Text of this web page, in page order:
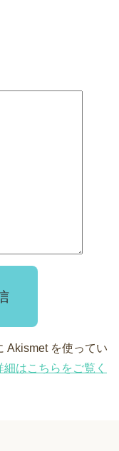
Akismet を使ってい
はこちらをご覧く